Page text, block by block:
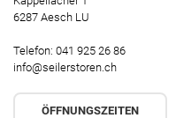
6287 Aesch LU
Telefon: 041 925 26 86
info@seilerstoren.ch
ÖFFNUNGSZEITEN